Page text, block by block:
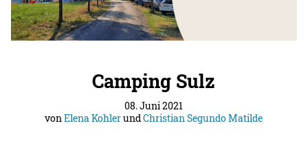
Camping Sulz
08. Juni 2021
vonElena KohlerundChristian Segundo Matilde